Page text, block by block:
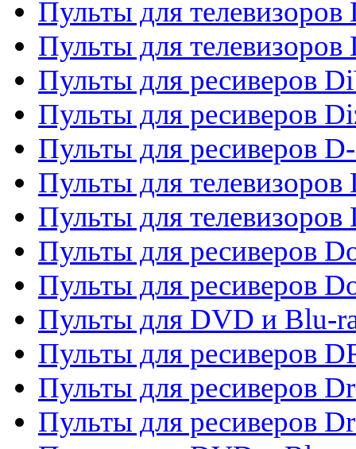
Пульты для
Пульты для телевизоров
Пульты для ресиверов
Пульты для ресиверов
Пульты для ресиверов
Пульты для телевизоров
Пульты для
Пульты для ресиверов
Пульты для ресиверов
Пульты для DVD и Blu-
Пульты для ресиверов
Пульты для ресиверов
Пульты для ресиверов